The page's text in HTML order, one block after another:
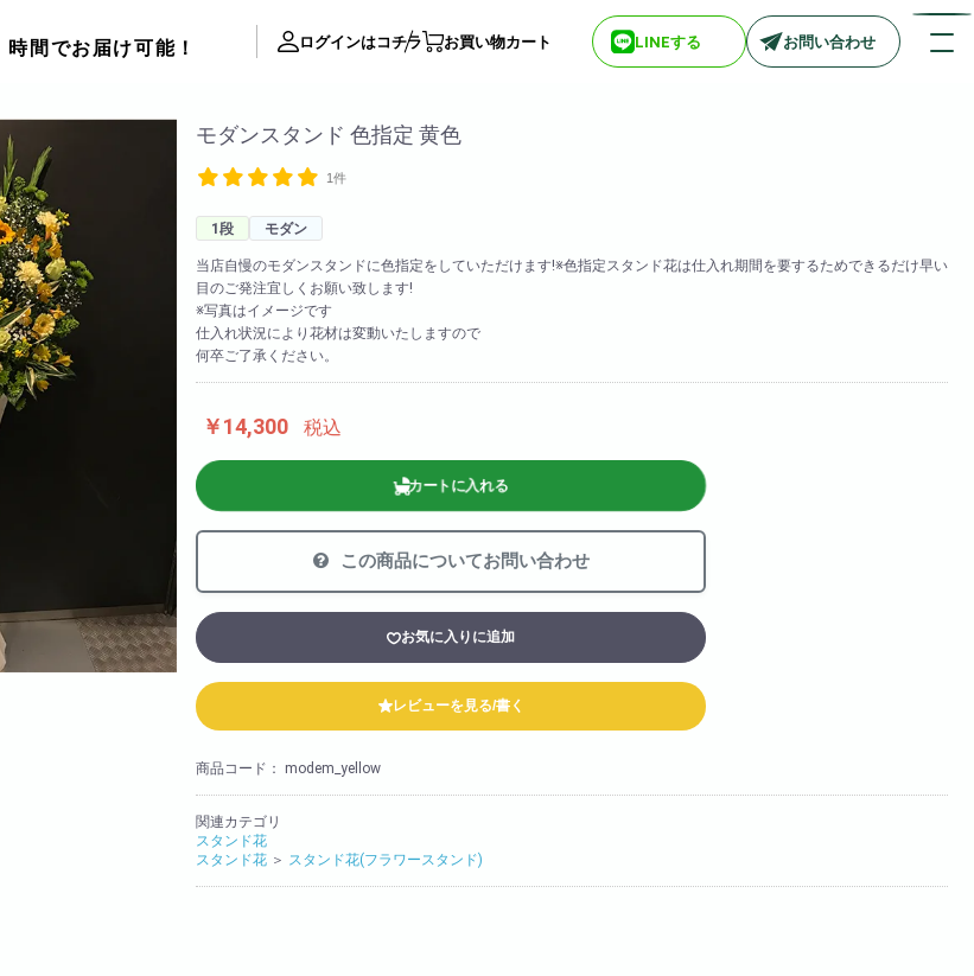
時間でお届け可能！ ログインはコチラ お買い物カート LINEする お問い合わせ
サプライズ装飾ギャラリー
推し活用推し花・フラスタ
口コミ・評判
FAX注文用紙
後払い決済申請用紙
配達可能エリア
スタッフブログ
biotopの沿革
法人様向け
会社概要
採用情報
> biotop 堺東店
> biotop 広島店
お買い物カート
Tel: 06-6313-8787
Fax:06-6313-9393
モダンスタンド 色指定 黄色
1件
1段 モダン
当店自慢のモダンスタンドに色指定をしていただけます!※色指定スタンド花は仕入れ期間を要するためできるだけ早い
目のご発注宜しくお願い致します!
※写真はイメージです
仕入れ状況により花材は変動いたしますので
何卒ご了承ください。
￥14,300 税込
カートに入れる
この商品についてお問い合わせ
お気に入りに追加
レビューを見る/書く
商品コード： modem_yellow
関連カテゴリ
スタンド花
スタンド花 ＞ スタンド花(フラワースタンド)